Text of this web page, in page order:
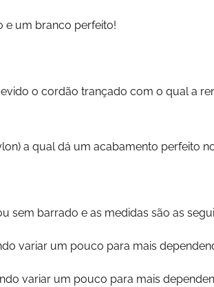
e um branco perfeito!
o cordão trançado com o qual a
a qual dá um acabamento perfeito
sem barrado e as medidas são as
variar um pouco para mais
variar um pouco para mais